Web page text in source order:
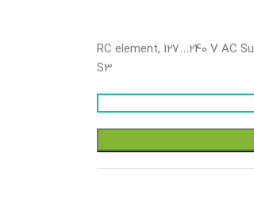
RC element, 127…240 V AC
S3